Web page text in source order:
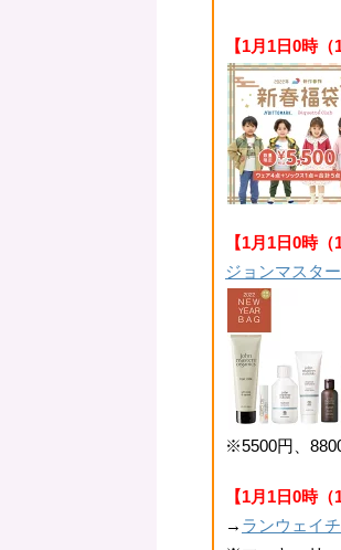
【1月1日0時
【1月1日0時
ジョンマスタ
※5500円、
【1月1日0時
→ ランウェイ